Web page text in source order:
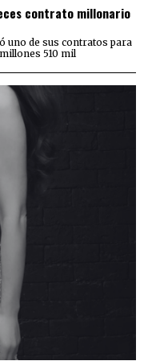
contrato millonario
uno de sus contratos para
510 mil